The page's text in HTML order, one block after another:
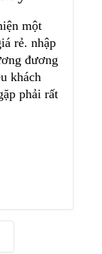
một
rẻ. nhập
đương
khách
phải rất